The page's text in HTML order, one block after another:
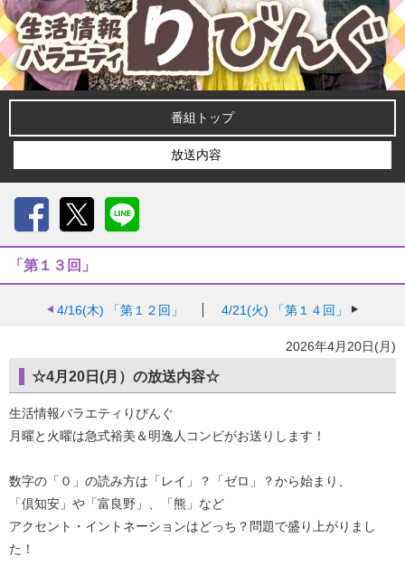
番組トップ
放送内容
「第１３回」
4/16(木) 「第１２回」 4/21(火) 「第１４回」
2026年4月20日(月)
☆4月20日(月）の放送内容☆
生活情報バラエティりびんぐ
月曜と火曜は急式裕美＆明逸人コンビがお送りします！
数字の「０」の読み方は「レイ」？「ゼロ」？から始まり、
「倶知安」や「富良野」、「熊」など
アクセント・イントネーションはどっち？問題で盛り上がりまし
た！